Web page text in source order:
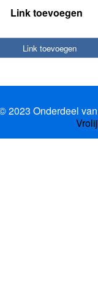
Link toevoegen
Link toevoegen
2023 Onderdeel van